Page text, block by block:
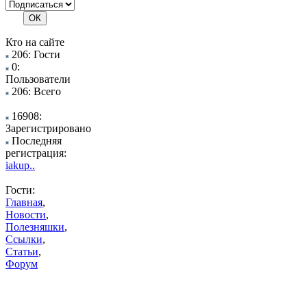
Кто на сайте
206: Гости
0:
Пользователи
206: Всего
16908:
Зарегистрировано
Последняя
регистрация:
iakup..
Гости:
Главная,
Новости,
Полезняшки,
Ссылки,
Статьи,
Форум